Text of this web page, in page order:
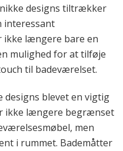
designs tiltrækker
interessant
ikke længere bare en
mulighed for at tilføje
til badeværelset.
designs blevet en vigtig
ikke længere begrænset
men
i rummet. Bademåtter